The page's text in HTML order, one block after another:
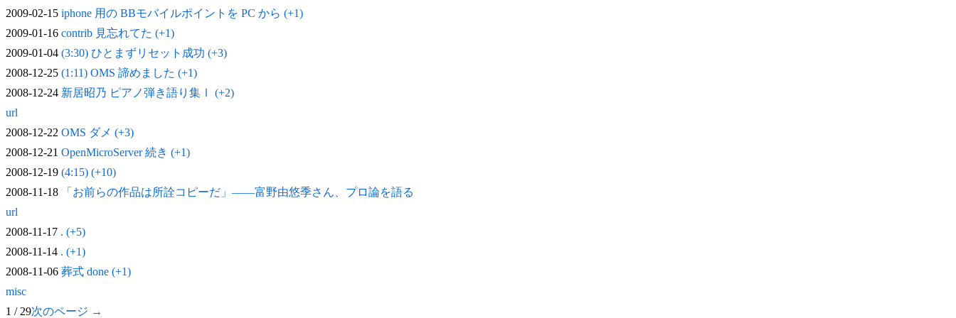
2009-02-15 iphone 用の BBモバイルポイントを PC から (+1)
2009-01-16 contrib 見忘れてた (+1)
2009-01-04 (3:30) ひとまずリセット成功 (+3)
2008-12-25 (1:11) OMS 諦めました (+1)
2008-12-24 新居昭乃 ピアノ弾き語り集Ⅰ (+2)
url
2008-12-22 OMS ダメ (+3)
2008-12-21 OpenMicroServer 続き (+1)
2008-12-19 (4:15) (+10)
2008-11-18
「お前らの作品は所詮コピーだ」——富野由悠季さん、プロ論を語る
url
2008-11-17 . (+5)
2008-11-14 . (+1)
2008-11-06 葬式 done (+1)
misc
1 / 29次のページ →